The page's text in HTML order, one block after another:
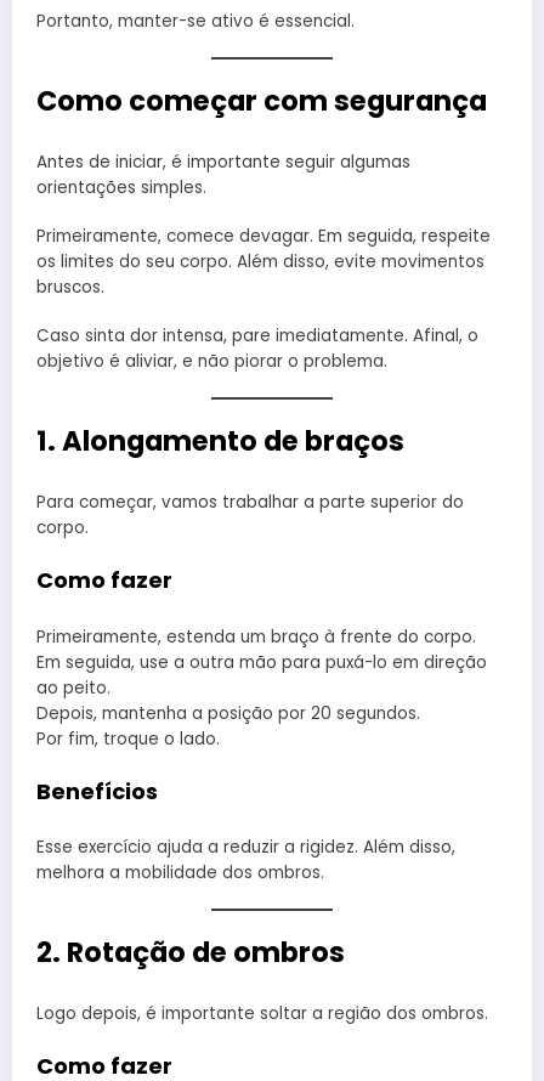
Portanto, manter-se ativo é essencial.
Como começar com segurança
Antes de iniciar, é importante seguir algumas
orientações simples.
Primeiramente, comece devagar. Em seguida, respeite
os limites do seu corpo. Além disso, evite movimentos
bruscos.
Caso sinta dor intensa, pare imediatamente. Afinal, o
objetivo é aliviar, e não piorar o problema.
1. Alongamento de braços
Para começar, vamos trabalhar a parte superior do
corpo.
Como fazer
Primeiramente, estenda um braço à frente do corpo.
Em seguida, use a outra mão para puxá-lo em direção
ao peito.
Depois, mantenha a posição por 20 segundos.
Por fim, troque o lado.
Benefícios
Esse exercício ajuda a reduzir a rigidez. Além disso,
melhora a mobilidade dos ombros.
2. Rotação de ombros
Logo depois, é importante soltar a região dos ombros.
Como fazer